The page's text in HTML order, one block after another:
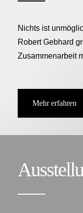
Nichts ist
Robert Gebhard
Zusammenarbeit
Mehr erfahren